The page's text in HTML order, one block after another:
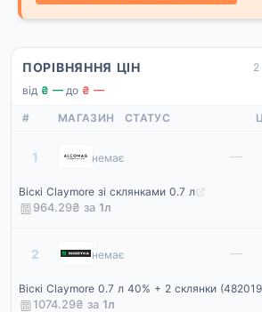
ПОРІВНЯННЯ ЦІН
від ₴ —·до ₴ —
# МАГАЗИН СТАТУС
1 Alcomag
немає —
Віскі Claymore зі склянками 0.7 л
964.29₴ за 1л
2 Rozetka
немає —
Віскі Claymore 0.7 л 40% + 2 склянки
1074.29₴ за 1л